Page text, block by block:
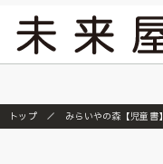
トップ みらいやの森【児童書】